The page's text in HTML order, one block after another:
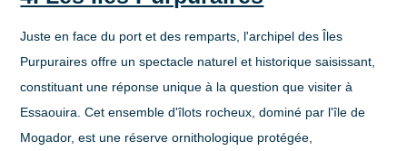
Juste en face du port et des remparts, l'archipel des Îles
Purpuraires offre un spectacle naturel et historique saisissant,
constituant une réponse unique à la questionque visiter à
Essaouira. Cet ensemble d'îlots rocheux, dominé par l'île de
Mogador, est une réserve ornithologique protégée,